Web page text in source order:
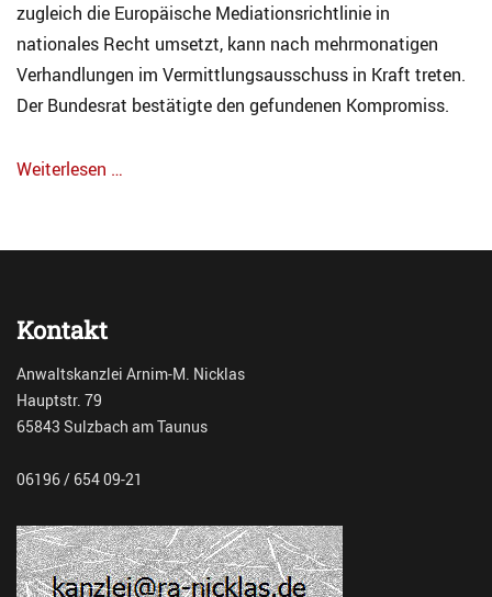
d
t
i
Tags
i
n
zugleich die Europäische Mediationsrichtlinie in
nationales Recht umsetzt, kann nach mehrmonatigen
Verhandlungen im Vermittlungsausschuss in Kraft treten.
Der Bundesrat bestätigte den gefundenen Kompromiss.
Weiterlesen …
v
e
d
i
t
n
Tags
M
Kontakt
Anwaltskanzlei Arnim-M. Nicklas
Hauptstr. 79
65843 Sulzbach am Taunus
06196 / 654 09-21